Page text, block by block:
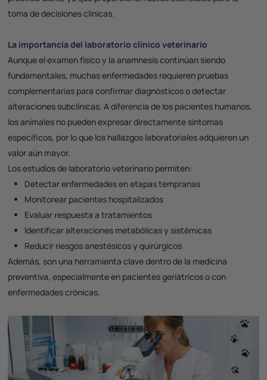
toma de decisiones clínicas.
La importancia del laboratorio clínico veterinario
Aunque el examen físico y la anamnesis continúan siendo
fundamentales, muchas enfermedades requieren pruebas
complementarias para confirmar diagnósticos o detectar
alteraciones subclínicas. A diferencia de los pacientes humanos,
los animales no pueden expresar directamente síntomas
específicos, por lo que los hallazgos laboratoriales adquieren un
valor aún mayor.
Losestudios de laboratorio veterinario permiten:
Detectar enfermedades en etapas tempranas
Monitorear pacientes hospitalizados
Evaluar respuesta a tratamientos
Identificar alteraciones metabólicas y sistémicas
Reducir riesgos anestésicos y quirúrgicos
Además, son una herramienta clave dentro de la medicina
preventiva, especialmente en pacientes geriátricos o con
enfermedades crónicas.